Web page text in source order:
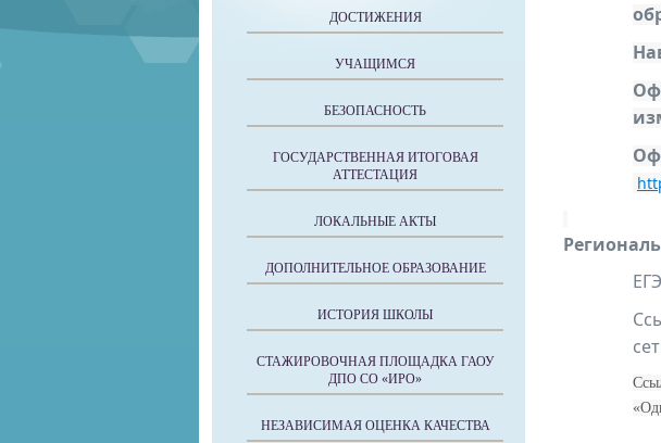
ДОСТИЖЕНИЯ
УЧАЩИМСЯ
БЕЗОПАСНОСТЬ
ГОСУДАРСТВЕННАЯ ИТОГОВАЯ
АТТЕСТАЦИЯ
ЛОКАЛЬНЫЕ АКТЫ
ДОПОЛНИТЕЛЬНОЕ ОБРАЗОВАНИЕ
ИСТОРИЯ ШКОЛЫ
СТАЖИРОВОЧНАЯ ПЛОЩАДКА ГАОУ
ДПО СО «ИРО»
НЕЗАВИСИМАЯ ОЦЕНКА КАЧЕСТВА